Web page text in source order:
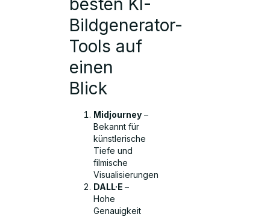
besten KI-
Bildgenerator-
Tools auf
einen
Blick
Midjourney –
Bekannt für
künstlerische
Tiefe und
filmische
Visualisierungen
DALL·E–
Hohe
Genauigkeit